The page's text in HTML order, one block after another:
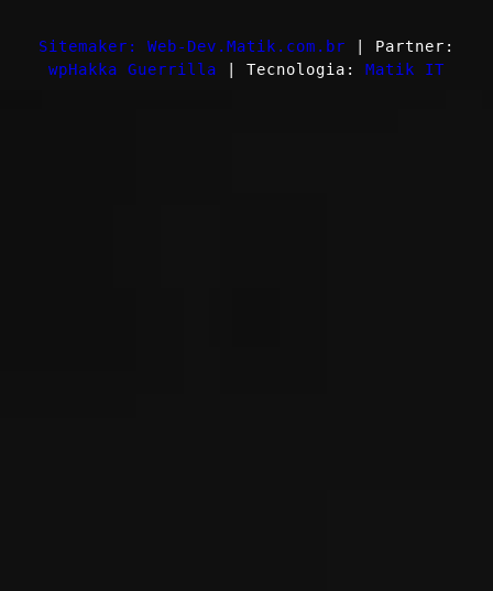
Sitemaker: Web-Dev.Matik.com.br | Partner:
wpHakka Guerrilla | Tecnologia: Matik IT